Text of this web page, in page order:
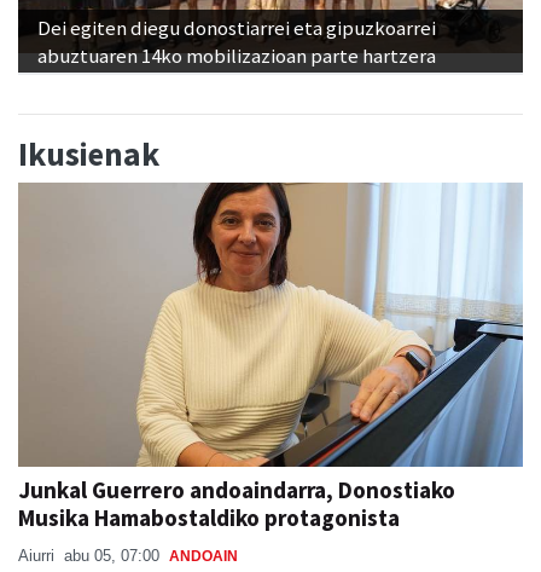
Dei egiten diegu donostiarrei eta gipuzkoarrei
abuztuaren 14ko mobilizazioan parte hartzera
Ikusienak
Junkal Guerrero andoaindarra, Donostiako
Musika Hamabostaldiko protagonista
Aiurri abu 05, 07:00 ANDOAIN